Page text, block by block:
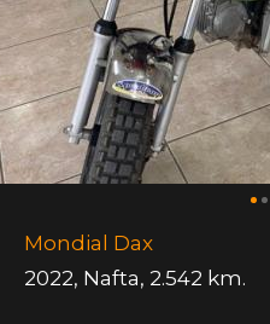
Mondial Dax
2022, Nafta, 2.542 km.